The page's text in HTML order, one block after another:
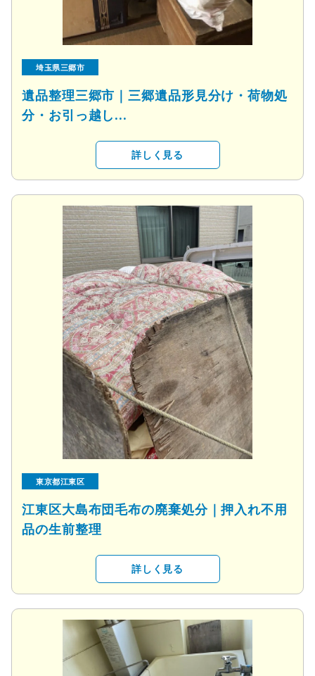
埼玉県三郷市
遺品整理三郷市｜三郷遺品形見分け・荷物処
分・お引っ越し...
詳しく見る
東京都江東区
江東区大島布団毛布の廃棄処分｜押入れ不用
品の生前整理
詳しく見る